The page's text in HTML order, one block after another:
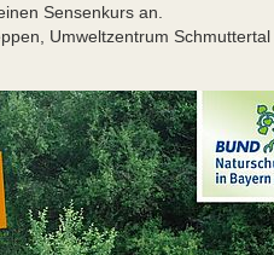
an.
Schmuttertal